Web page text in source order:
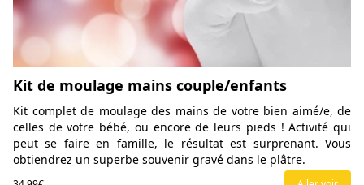
Kit de moulage mains couple/enfants
Kit complet de moulage des mains de votre bien aimé/e, de
celles de votre bébé, ou encore de leurs pieds ! Activité qui
peut se faire en famille, le résultat est surprenant. Vous
obtiendrez un superbe souvenir gravé dans le plâtre.